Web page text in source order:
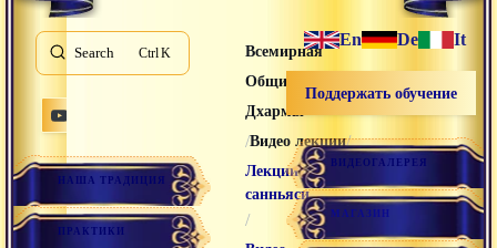
Search K
НАША ТРАДИЦИЯ
ПРАКТИКИ
Всемирная
Община Санатана
Дхармы
/Видео лекции/
Лекции
санньяси
/
En De It
Поддержать обучение
ВИДЕОГАЛЕРЕЯ
МАГАЗИН